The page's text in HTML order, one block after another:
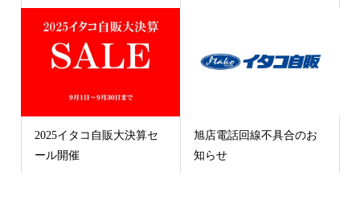
2025イタコ自販大決算セ
ール開催
旭店電話回線不具合のお
知らせ